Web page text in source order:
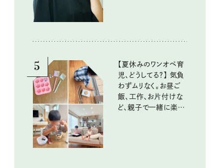
5
【夏休みのワンオペ育
児、どうしてる？】 気負
わずムリなく。お昼ご
飯、工作、お片付けな
ど、親子で一緒に楽し